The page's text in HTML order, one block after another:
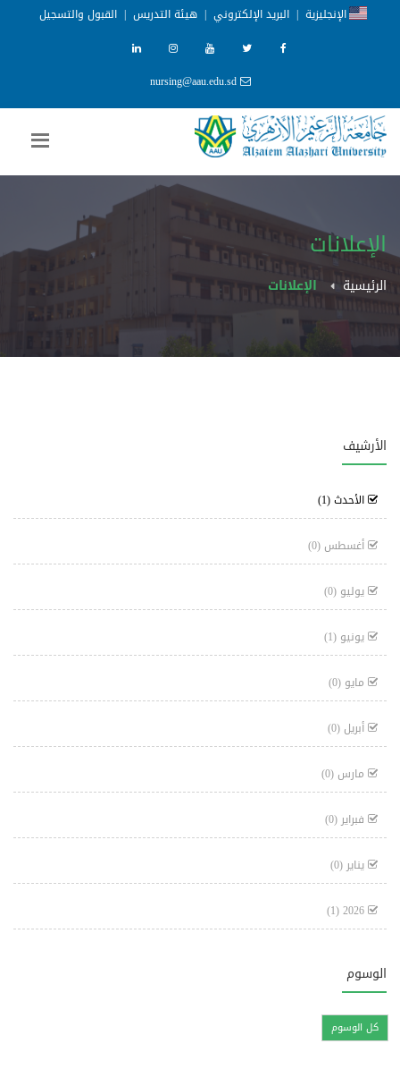
الإنجليزية | البريد الإلكتروني | هيئة التدريس | القبول والتسجيل
nursing@aau.edu.sd
الإعلانات
الرئيسية الإعلانات
الأرشيف
الأحدث(1)
أغسطس (0)
يوليو (0)
يونيو (1)
مايو (0)
أبريل (0)
مارس (0)
فبراير (0)
يناير (0)
(1)
الوسوم
كل الوسوم